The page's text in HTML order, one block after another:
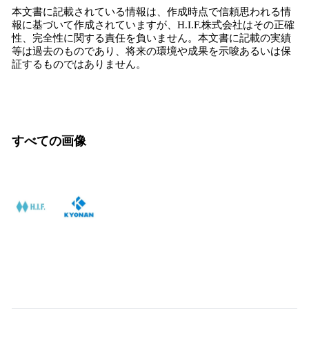
本文書に記載されている情報は、作成時点で信頼思われる情
報に基づいて作成されていますが、H.I.F.株式会社はその正確
性、完全性に関する責任を負いません。本文書に記載の実績
等は過去のものであり、将来の環境や成果を示唆あるいは保
証するものではありません。
すべての画像